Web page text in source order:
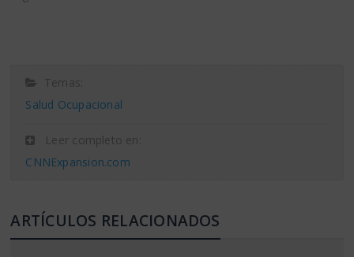
Temas:
Salud Ocupacional
Leer completo en:
CNNExpansion.com
ARTÍCULOS RELACIONADOS